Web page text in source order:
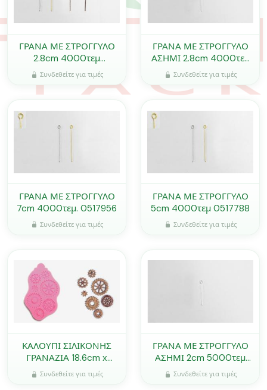
ΓΡΑΝΑ ΜΕ ΣΤΡΟΓΓΥΛΟ
2.8cm 4000τεμ
0517564
Συνδεθείτε για τιμές
ΓΡΑΝΑ ΜΕ ΣΤΡΟΓΓΥΛΟ
ΑΣΗΜΙ 2.8cm 4000τεμ
0517565
Συνδεθείτε για τιμές
ΓΡΑΝΑ ΜΕ ΣΤΡΟΓΓΥΛΟ
7cm 4000τεμ. 0517956
Συνδεθείτε για τιμές
ΓΡΑΝΑ ΜΕ ΣΤΡΟΓΓΥΛΟ
5cm 4000τεμ 0517788
Συνδεθείτε για τιμές
ΚΑΛΟΥΠΙ ΣΙΛΙΚΟΝΗΣ
ΓΡΑΝΑΖΙΑ 18.6cm x
11.8cm 2245 0515169
Συνδεθείτε για τιμές
ΓΡΑΝΑ ΜΕ ΣΤΡΟΓΓΥΛΟ
ΑΣΗΜΙ 2cm 5000τεμ
0517563
Συνδεθείτε για τιμές